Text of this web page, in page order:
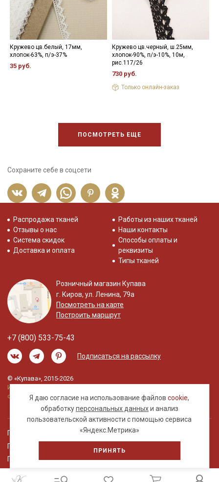
Кружево цв.белый, 17мм,
хлопок-63%, п/э-37%
35 руб.
Кружево цв.черный, ш.25мм,
хлопок-90%, п/э-10%, 10м,
рис.117/26
730 руб.
Только онлайн-заказ
ПОСМОТРЕТЬ ЕЩЕ
Сохраните себе в соцсети
Я даю согласие на использование файловcookie,
обработкуперсональных данныхи анализ
пользовательской активности с помощью сервиса
«Яндекс.Метрика»
ПРИНЯТЬ
Распродажа тканей
Отзывы о нас
Система скидок
Доставка и оплата
Работы из наших тканей
Наши контакты
Способы оплаты и
реквизиты
Типы тканей
Розничный магазин Купава
г. Киров, ул. Ленина, 79а
Посмотреть на карте
Построить маршрут
+7 (800) 533-75-43
Подписаться на рассылку
© «Купава», 2015-2026
Информация на сайте не является публичной
офертой.
Правовая информация
Политика обработки персональных данных
Пользовательское соглашение